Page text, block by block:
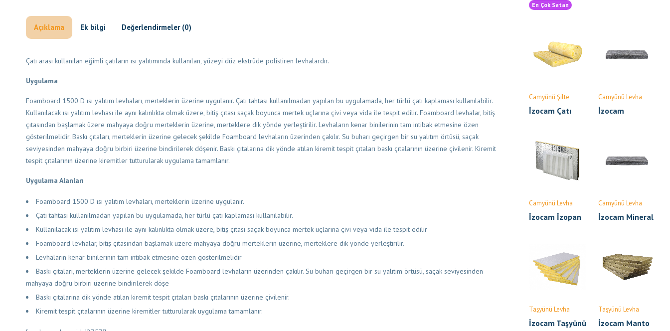
Açıklama Ek bilgi Değerlendirmeler (0)
Çatı arası kullanılan eğimli çatıların ısı yalıtımında kullanılan, yüzeyi düz ekstrüde polistiren levhalardır.
Uygulama
Foamboard 1500 D ısı yalıtım levhaları, merteklerin üzerine uygulanır. Çatı tahtası kullanılmadan yapılan bu uygulamada, her türlü çatı kaplaması kullanılabilir.
Kullanılacak ısı yalıtım levhası ile aynı kalınlıkta olmak üzere, bitiş çıtası saçak boyunca mertek uçlarına çivi veya vida ile tespit edilir. Foamboard levhalar, bitiş
çıtasından başlamak üzere mahyaya doğru merteklerin üzerine, merteklere dik yönde yerleştirilir. Levhaların kenar binilerinin tam intibak etmesine özen
gösterilmelidir. Baskı çıtaları, merteklerin üzerine gelecek şekilde Foamboard levhaların üzerinden çakılır. Su buharı geçirgen bir su yalıtım örtüsü, saçak
seviyesinden mahyaya doğru birbiri üzerine bindirilerek döşenir. Baskı çıtalarına dik yönde atılan kiremit tespit çıtaları baskı çıtalarının üzerine çivilenir. Kiremit
tespit çıtalarının üzerine kiremitler tutturularak uygulama tamamlanır.
Uygulama Alanları
Foamboard 1500 D ısı yalıtım levhaları, merteklerin üzerine uygulanır.
Çatı tahtası kullanılmadan yapılan bu uygulamada, her türlü çatı kaplaması kullanılabilir.
Kullanılacak ısı yalıtım levhası ile aynı kalınlıkta olmak üzere, bitiş çıtası saçak boyunca mertek uçlarına çivi veya vida ile tespit edilir
Foamboard levhalar, bitiş çıtasından başlamak üzere mahyaya doğru merteklerin üzerine, merteklere dik yönde yerleştirilir.
Levhaların kenar binilerinin tam intibak etmesine özen gösterilmelidir
Baskı çıtaları, merteklerin üzerine gelecek şekilde Foamboard levhaların üzerinden çakılır. Su buharı geçirgen bir su yalıtım örtüsü, saçak seviyesinden
mahyaya doğru birbiri üzerine bindirilerek döşe
Baskı çıtalarına dik yönde atılan kiremit tespit çıtaları baskı çıtalarının üzerine çivilenir.
Kiremit tespit çıtalarının üzerine kiremitler tutturularak uygulama tamamlanır.
En Çok Satan
Camyünü Şilte
İzocam Çatı
Camyünü Levha
İzocam
Camyünü Levha
İzocam İzopan
Camyünü Levha
İzocam Mineral
Taşyünü Levha
İzocam Taşyünü
Taşyünü Levha
İzocam Manto